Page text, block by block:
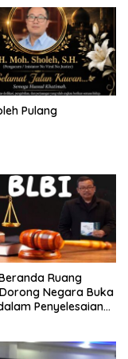
Pulang
Ruang
Negara Buka
Penyelesaian